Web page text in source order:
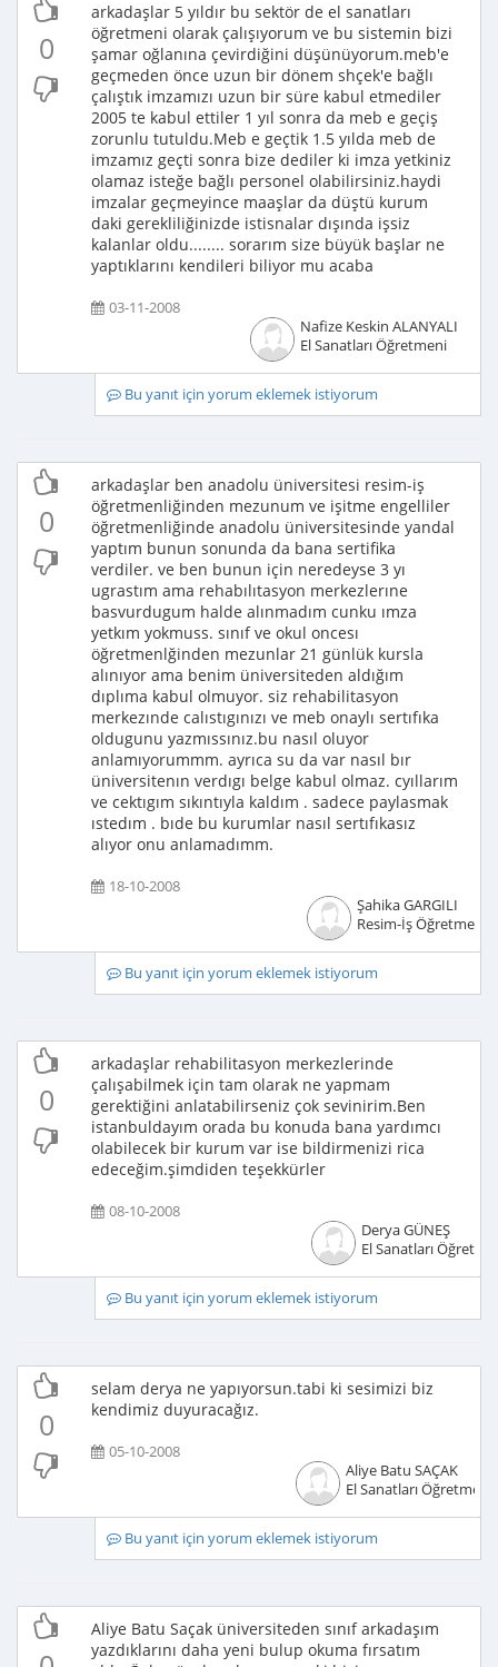
0
arkadaşlar 5 yıldır bu sektör de el sanatları
öğretmeni olarak çalışıyorum ve bu sistemin bizi
şamar oğlanına çevirdiğini düşünüyorum.meb'e
geçmeden önce uzun bir dönem shçek'e bağlı
çalıştık imzamızı uzun bir süre kabul etmediler
2005 te kabul ettiler 1 yıl sonra da meb e geçiş
zorunlu tutuldu.Meb e geçtik 1.5 yılda meb de
imzamız geçti sonra bize dediler ki imza yetkiniz
olamaz isteğe bağlı personel olabilirsiniz.haydi
imzalar geçmeyince maaşlar da düştü kurum
daki gerekliliğinizde istisnalar dışında işsiz
kalanlar oldu........ sorarım size büyük başlar ne
yaptıklarını kendileri biliyor mu acaba
03-11-2008
Nafize Keskin ALANYALI
El Sanatları Öğretmeni
Bu yanıt için yorum eklemek istiyorum
0
arkadaşlar ben anadolu üniversitesi resim-iş
öğretmenliğinden mezunum ve işitme engelliler
öğretmenliğinde anadolu üniversitesinde yandal
yaptım bunun sonunda da bana sertifika
verdiler. ve ben bunun için neredeyse 3 yı
ugrastım ama rehabılıtasyon merkezlerıne
basvurdugum halde alınmadım cunku ımza
yetkım yokmuss. sınıf ve okul oncesı
öğretmenlğinden mezunlar 21 günlük kursla
alınıyor ama benim üniversiteden aldığım
dıplıma kabul olmuyor. siz rehabilitasyon
merkezınde calıstıgınızı ve meb onaylı sertıfıka
oldugunu yazmıssınız.bu nasıl oluyor
anlamıyorummm. ayrıca su da var nasıl bır
üniversitenın verdıgı belge kabul olmaz. cyıllarım
ve cektıgım sıkıntıyla kaldım . sadece paylasmak
ıstedım . bıde bu kurumlar nasıl sertıfıkasız
alıyor onu anlamadımm.
18-10-2008
Şahika GARGILI
Resim-İş Öğretmeni
Bu yanıt için yorum eklemek istiyorum
0
arkadaşlar rehabilitasyon merkezlerinde
çalışabilmek için tam olarak ne yapmam
gerektiğini anlatabilirseniz çok sevinirim.Ben
istanbuldayım orada bu konuda bana yardımcı
olabilecek bir kurum var ise bildirmenizi rica
edeceğim.şimdiden teşekkürler
08-10-2008
Derya GÜNEŞ
El Sanatları
Bu yanıt için yorum eklemek istiyorum
0
selam derya ne yapıyorsun.tabi ki sesimizi biz
kendimiz duyuracağız.
05-10-2008
Aliye Batu SAÇAK
El Sanatları Öğretmeni
Bu yanıt için yorum eklemek istiyorum
Aliye Batu Saçak üniversiteden sınıf arkadaşım
yazdıklarını daha yeni bulup okuma fırsatım